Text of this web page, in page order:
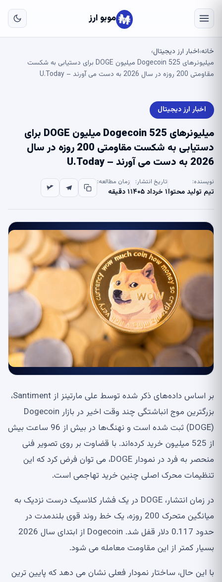
موبو ارز
خانه›اخبار ارز دیجیتال›
میلیونرهای Dogecoin 525 میلیون DOGE برای دستیابی به شکست
مقاومتی 200 روزه در سال 2026 به دست می آورند – U.Today
اخبار ارز دیجیتال
میلیونرهای Dogecoin 525 میلیون DOGE برای
دستیابی به شکست مقاومتی 200 روزه در سال
2026 به دست می آورند – U.Today
نویسنده:
تیم تولید محتوا
تاریخ انتشار:
۱ خرداد ۱۴۰۵
زمان مطالعه:
۱ دقیقه
بر اساس داده‌های ذکر شده توسط علی مارتینز از Santiment،
بزرگترین موج انباشتگی چند وقت اخیر در بازار Dogecoin
(DOGE) ثبت شده است و نهنگ‌ها در بیش از 96 ساعت بیش
از 525 میلیون خرید کرده‌اند. با قضاوت بر روی تصویر فنی
منحصر به فرد در نمودار DOGE، می توان فرض کرد که این
تنظیمات محرک اصلی چنین خرید تهاجمی است.
در زمان انتشار، DOGE در یک فشار کلاسیک درست نزدیک به
میانگین متحرک 200 روزه، یک خط روند قوی بلندمدت در
حدود 0.117 دلار قفل شد. Dogecoin از ابتدای سال 2026
بسیار کمتر از این مقاومت معامله می شود.
با این حال، ساختار نمودار فعلی نشان می دهد که پایین ترین